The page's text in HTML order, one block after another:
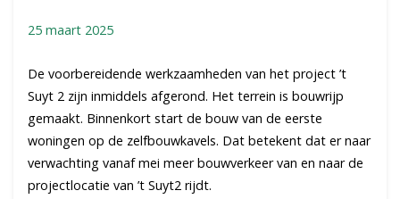
25 maart 2025
De voorbereidende werkzaamheden van het project ’t
Suyt 2 zijn inmiddels afgerond. Het terrein is bouwrijp
gemaakt. Binnenkort start de bouw van de eerste
woningen op de zelfbouwkavels. Dat betekent dat er naar
verwachting vanaf mei meer bouwverkeer van en naar de
projectlocatie van ’t Suyt2 rijdt.